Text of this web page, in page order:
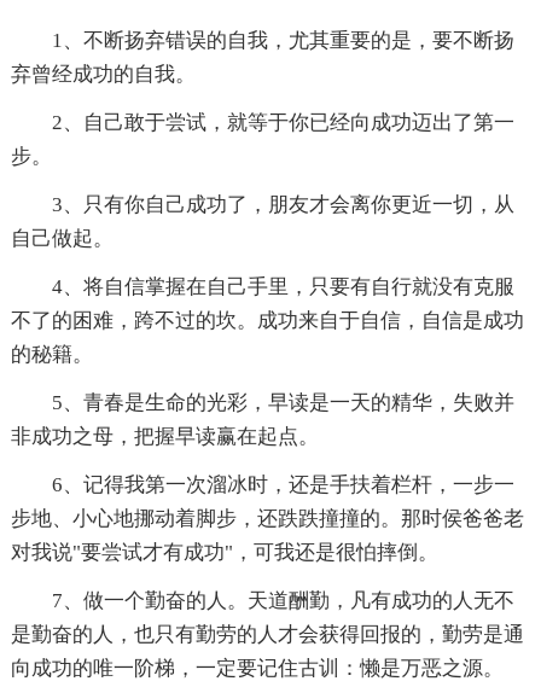
1、不断扬弃错误的自我，尤其重要的是，要不断扬
弃曾经成功的自我。
2、自己敢于尝试，就等于你已经向成功迈出了第一
步。
3、只有你自己成功了，朋友才会离你更近一切，从
自己做起。
4、将自信掌握在自己手里，只要有自行就没有克服
不了的困难，跨不过的坎。成功来自于自信，自信是成功
的秘籍。
5、青春是生命的光彩，早读是一天的精华，失败并
非成功之母，把握早读赢在起点。
6、记得我第一次溜冰时，还是手扶着栏杆，一步一
步地、小心地挪动着脚步，还跌跌撞撞的。那时侯爸爸老
对我说"要尝试才有成功"，可我还是很怕摔倒。
7、做一个勤奋的人。天道酬勤，凡有成功的人无不
是勤奋的人，也只有勤劳的人才会获得回报的，勤劳是通
向成功的唯一阶梯，一定要记住古训：懒是万恶之源。